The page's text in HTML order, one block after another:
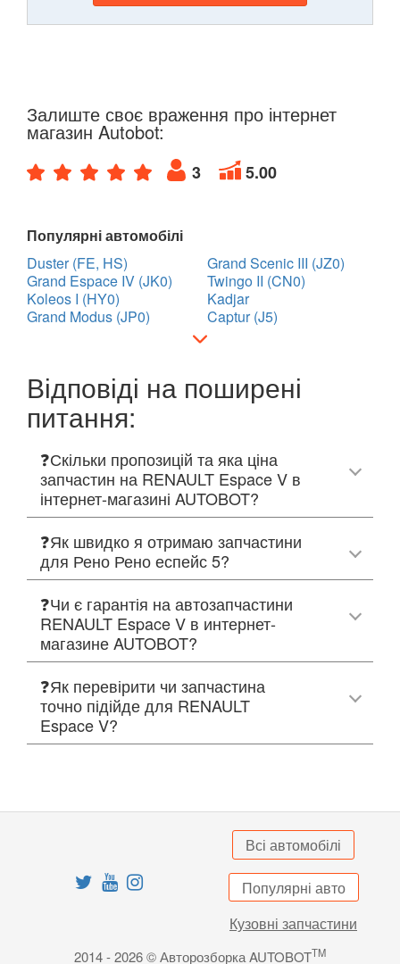
Залиште своє враження про інтернет
магазин Autobot:
3 5.00
Популярні автомобілі
Duster (FE, HS)
Grand Espace IV (JK0)
Koleos I (HY0)
Grand Modus (JP0)
Grand Scenic III (JZ0)
Twingo II (CN0)
Kadjar
Captur (J5)
Відповіді на поширені
питання:
❓Скільки пропозицій та яка ціна
запчастин на RENAULT Espace V в
інтернет-магазині AUTOBOT?
❓Як швидко я отримаю запчастини
для Рено Рено еспейс 5?
❓Чи є гарантія на автозапчастини
RENAULT Espace V в интернет-
магазине AUTOBOT?
❓Як перевірити чи запчастина
точно підійде для RENAULT
Espace V?
Всі автомобілі
Популярні авто
Кузовні запчастини
2014 - 2026 © Авторозборка AUTOBOTTM